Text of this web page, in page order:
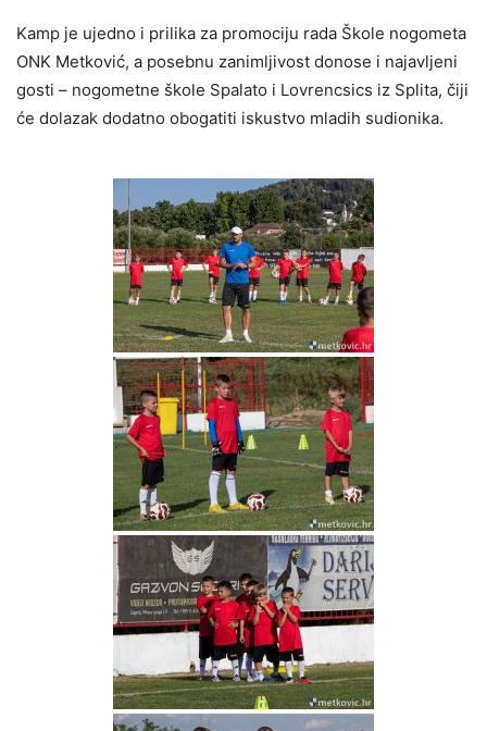
Kamp je ujedno i prilika za promociju rada Škole nogometa
ONK Metković, a posebnu zanimljivost donose i najavljeni
gosti – nogometne škole Spalato i Lovrencsics iz Splita, čiji
će dolazak dodatno obogatiti iskustvo mladih sudionika.